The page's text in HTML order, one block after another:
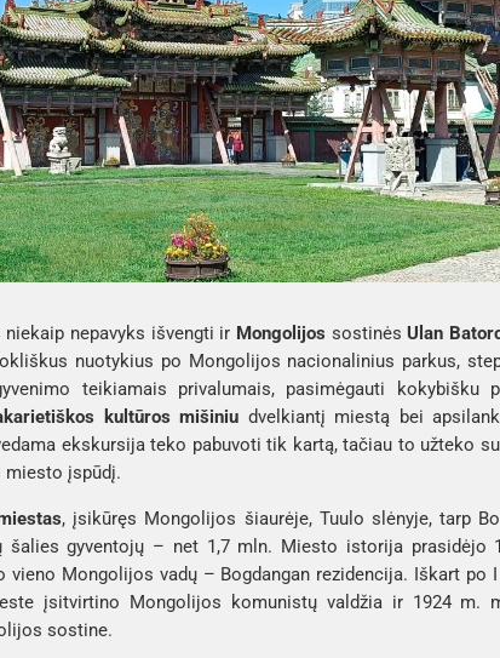
nepavyks išvengti ir Mongolijos sostinės Ulan
nuotykius po Mongolijos nacionalinius parkus,
teikiamais privalumais, pasimėgauti kokybišku
kultūros mišiniu dvelkiantį miestą bei
ekskursija teko pabuvoti tik kartą, tačiau to užteko
miesto įspūdį.
, įsikūręs Mongolijos šiaurėje, Tuulo slėnyje, tarp
šalies gyventojų – net 1,7 mln. Miesto istorija prasidėjo
vieno Mongolijos vadų – Bogdangan
įsitvirtino Mongolijos komunistų valdžia ir 1924 m.
sostine.